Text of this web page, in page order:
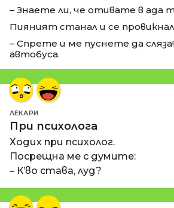
– Знаете ли, че отивате в ада
Пияният станал и се
– Спрете и ме пуснете да
автобуса.
ЛЕКАРИ
При психолога
Ходих при психолог.
Посрещна ме с думите:
– К’во става, луд?